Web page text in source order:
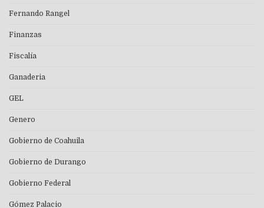
Fernando Rangel
Finanzas
Fiscalía
Ganaderia
GEL
Genero
Gobierno de Coahuila
Gobierno de Durango
Gobierno Federal
Gómez Palacio